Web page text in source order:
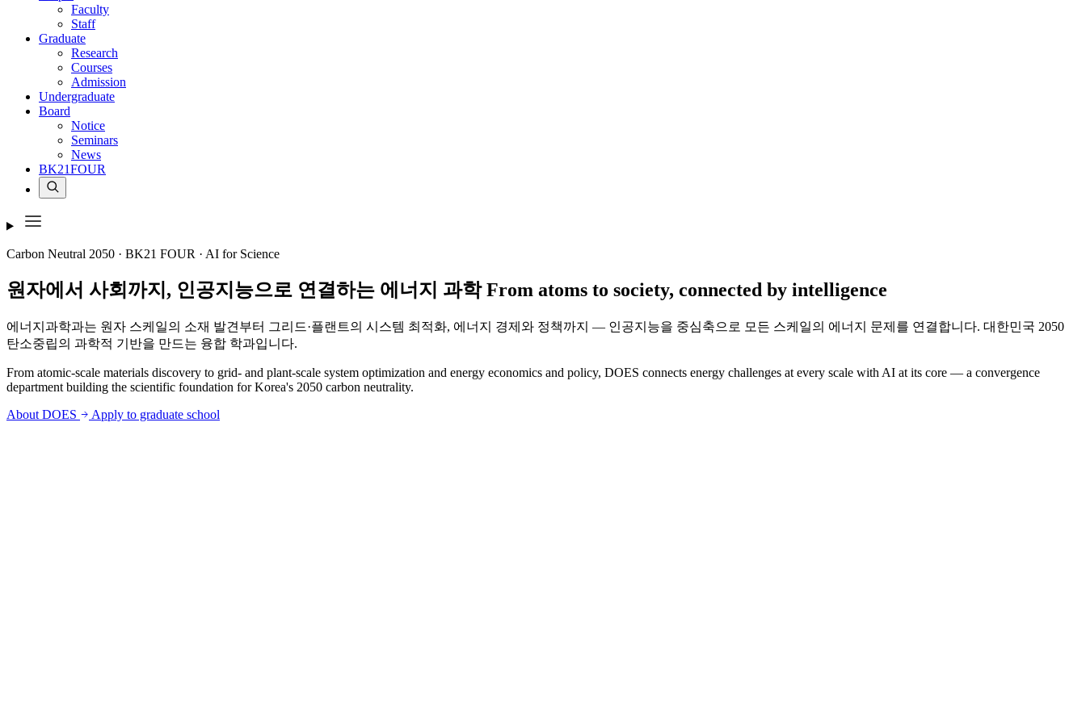
Faculty
Staff
Graduate
Research
Courses
Admission
Undergraduate
Board
Notice
Seminars
News
BK21FOUR
Carbon Neutral 2050 · BK21 FOUR · AI for Science
원자에서 사회까지, 인공지능으로 연결하는 에너지 과학From atoms to society, connected by intelligence
에너지과학과는 원자 스케일의 소재 발견부터 그리드·플랜트의 시스템 최적화, 에너지 경제와 정책까지 — 인공지능을 중심축으로 모든 스케일의 에너지 문제를 연결합니다. 대한민국 2050
탄소중립의 과학적 기반을 만드는 융합 학과입니다.
From atomic-scale materials discovery to grid- and plant-scale system optimization and energy economics and policy, DOES connects energy challenges at every scale with AI at its core — a convergence
department building the scientific foundation for Korea's 2050 carbon neutrality.
About DOES
Apply to graduate school